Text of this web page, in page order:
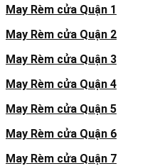
May Rèm cửa Quận 1
May Rèm cửa Quận 2
May Rèm cửa Quận 3
May Rèm cửa Quận 4
May Rèm cửa Quận 5
May Rèm cửa Quận 6
May Rèm cửa Quận 7